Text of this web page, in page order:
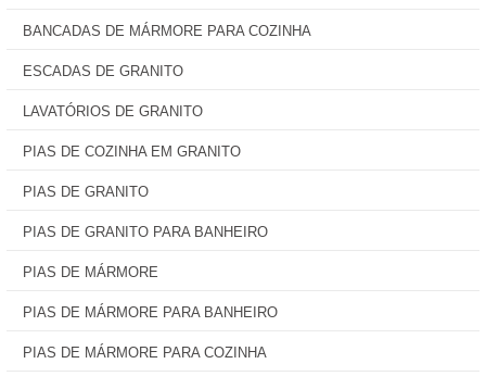
BANCADAS DE MÁRMORE PARA COZINHA
ESCADAS DE GRANITO
LAVATÓRIOS DE GRANITO
PIAS DE COZINHA EM GRANITO
PIAS DE GRANITO
PIAS DE GRANITO PARA BANHEIRO
PIAS DE MÁRMORE
PIAS DE MÁRMORE PARA BANHEIRO
PIAS DE MÁRMORE PARA COZINHA